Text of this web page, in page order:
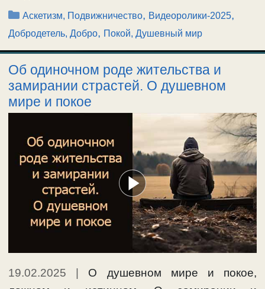
Рубрики
Аскетизм, Подвижничество, Видеоролики-2025,
Добродетель, Добро, Покой, Душевный мир
Об одиночном роде жительства и
замирании страстей. О душевном
мире и покое
19.02.2025 | О душевном мире и покое,